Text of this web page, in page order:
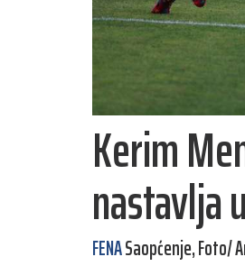
Kerim
nastavlja
FENASaopćenje, Foto/